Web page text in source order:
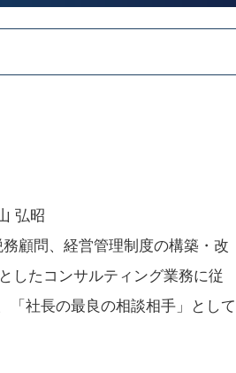
弘昭
顧問、経営管理制度の構築・改
したコンサルティング業務に従
「社長の最良の相談相手」として